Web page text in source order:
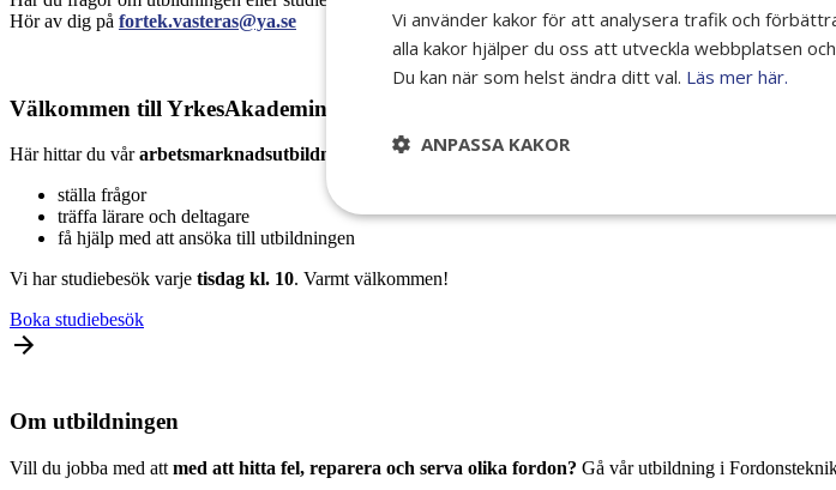
Hör av dig på fortek.vasteras@ya.se
Välkommen till YrkesAkademin i Västerås!
Här hittar du vårarbetsmarknadsutbildning inom fordonstekniksom vi bedriver tillsammans med
ställa frågor
träffa lärare och deltagare
få hjälp med att ansöka till utbildningen
Vi har studiebesök varje tisdag kl. 10. Varmt välkommen!
Boka studiebesök
Om utbildningen
Vill du jobba med att med att hitta fel, reparera och serva olika fordon? Gå vår utbildning i
Vi använder kakor för att analysera trafik och
alla kakor hjälper du oss att utveckla webbplatsen
Du kan när som helst ändra ditt val. Läs mer här.
ANPASSA KAKOR